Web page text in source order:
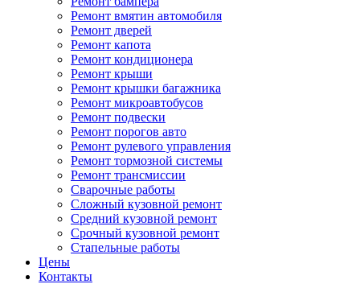
Ремонт вмятин автомобиля
Ремонт дверей
Ремонт капота
Ремонт кондиционера
Ремонт крыши
Ремонт крышки багажника
Ремонт микроавтобусов
Ремонт подвески
Ремонт порогов авто
Ремонт рулевого управления
Ремонт тормозной системы
Ремонт трансмиссии
Сварочные работы
Сложный кузовной ремонт
Средний кузовной ремонт
Срочный кузовной ремонт
Стапельные работы
Цены
Контакты